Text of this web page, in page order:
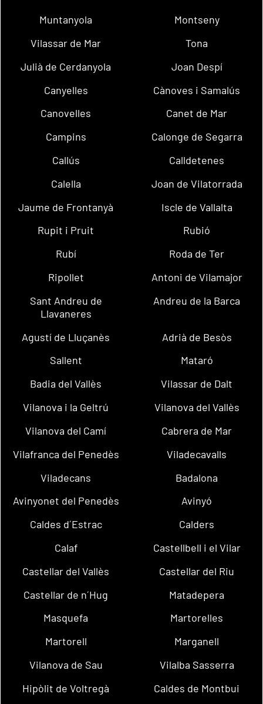
Muntanyola
Montseny
Vilassar de Mar
Tona
Julià de Cerdanyola
Joan Despí
Canyelles
Cànoves i Samalús
Canovelles
Canet de Mar
Campins
Calonge de Segarra
Callús
Calldetenes
Calella
Joan de Vilatorrada
Jaume de Frontanyà
Iscle de Vallalta
Rupit i Pruit
Rubió
Rubí
Roda de Ter
Ripollet
Antoni de Vilamajor
Sant Andreu de
Llavaneres
Andreu de la Barca
Agustí de Lluçanès
Adrià de Besòs
Sallent
Mataró
Badia del Vallès
Vilassar de Dalt
Vilanova i la Geltrú
Vilanova del Vallès
Vilanova del Camí
Cabrera de Mar
Vilafranca del Penedès
Viladecavalls
Viladecans
Badalona
Avinyonet del Penedès
Avinyó
Caldes d´Estrac
Calders
Calaf
Castellbell i el Vilar
Castellar del Vallès
Castellar del Riu
Castellar de n´Hug
Matadepera
Masquefa
Martorelles
Martorell
Marganell
Vilanova de Sau
Vilalba Sasserra
Hipòlit de Voltregà
Caldes de Montbui